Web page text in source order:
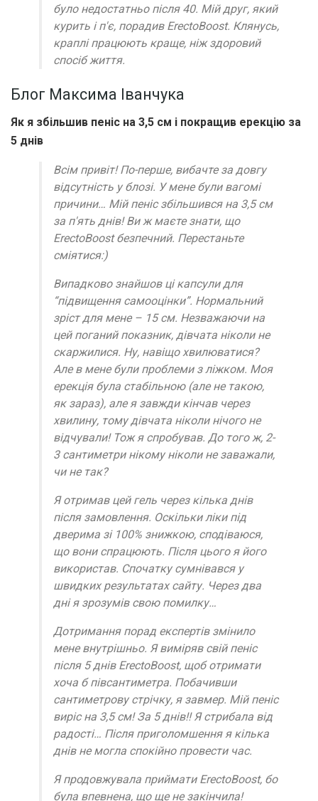
було недостатньо після 40. Мій друг, який
курить і п'є, порадив ErectoBoost. Клянусь,
краплі працюють краще, ніж здоровий
спосіб життя.
Блог Максима Іванчука
Як я збільшив пеніс на 3,5 см і покращив ерекцію за
5 днів
Всім привіт! По-перше, вибачте за довгу
відсутність у блозі. У мене були вагомі
причини… Мій пеніс збільшився на 3,5 см
за п'ять днів! Ви ж маєте знати, що
ErectoBoost безпечний. Перестаньте
сміятися:)
Випадково знайшов ці капсули для
“підвищення самооцінки”. Нормальний
зріст для мене – 15 см. Незважаючи на
цей поганий показник, дівчата ніколи не
скаржилися. Ну, навіщо хвилюватися?
Але в мене були проблеми з ліжком. Моя
ерекція була стабільною (але не такою,
як зараз), але я завжди кінчав через
хвилину, тому дівчата ніколи нічого не
відчували! Тож я спробував. До того ж, 2-
3 сантиметри нікому ніколи не заважали,
чи не так?
Я отримав цей гель через кілька днів
після замовлення. Оскільки ліки під
дверима зі 100% знижкою, сподіваюся,
що вони спрацюють. Після цього я його
використав. Спочатку сумнівався у
швидких результатах сайту. Через два
дні я зрозумів свою помилку…
Дотримання порад експертів змінило
мене внутрішньо. Я виміряв свій пеніс
після 5 днів ErectoBoost, щоб отримати
хоча б півсантиметра. Побачивши
сантиметрову стрічку, я завмер. Мій пеніс
виріс на 3,5 см! За 5 днів!! Я стрибала від
радості… Після приголомшення я кілька
днів не могла спокійно провести час.
Я продовжувала приймати ErectoBoost, бо
була впевнена, що ще не закінчила!